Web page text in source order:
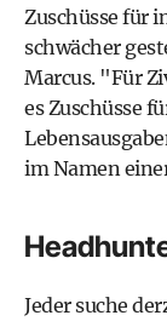
Zuschüsse für
schwächer
Marcus. "Für
es Zuschüsse
im Namen
Jeder suche